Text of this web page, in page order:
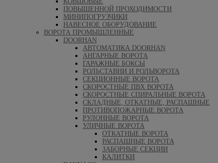
ПОВЫШЕННОЙ ПРОХОДИМОСТИ
МИНИПОГРУЗЧИКИ
НАВЕСНОЕ ОБОРУДОВАНИЕ
ВОРОТА ПРОМЫШЛЕННЫЕ
DOORHAN
АВТОМАТИКА DOORHAN
АНГАРНЫЕ ВОРОТА
ГАРАЖНЫЕ БОКСЫ
РОЛЬСТАВНИ И РОЛЬВОРОТА
СЕКЦИОННЫЕ ВОРОТА
СКОРОСТНЫЕ ПВХ ВОРОТА
СКОРОСТНЫЕ СПИРАЛЬНЫЕ ВОРОТА
СКЛАДНЫЕ, ОТКАТНЫЕ, РАСПАШНЫЕ
ПРОТИВОПОЖАРНЫЕ ВОРОТА
РУЛОННЫЕ ВОРОТА
УЛИЧНЫЕ ВОРОТА
ОТКАТНЫЕ ВОРОТА
РАСПАШНЫЕ ВОРОТА
ЗАБОРНЫЕ СЕКЦИИ
КАЛИТКИ